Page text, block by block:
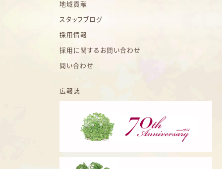
地域貢献
スタッフブログ
採用情報
採用に関するお問い合わせ
問い合わせ
広報誌